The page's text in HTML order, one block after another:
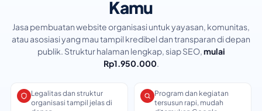
Kamu
Jasa pembuatan website organisasi untuk yayasan, komunitas,
atau asosiasi yang mau tampil kredibel dan transparan di depan
publik. Struktur halaman lengkap, siap SEO,mulai
Rp1.950.000.
Legalitas dan struktur
organisasi tampil jelas di
Program dan kegiatan
tersusun rapi, mudah